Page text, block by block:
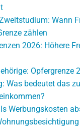
Wann
zählen
2026: Höhere
Opfergrenze
Was bedeutet das
Werbungskosten